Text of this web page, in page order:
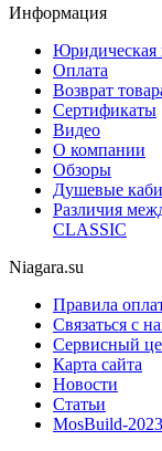
Информация
Юридическая
Оплата
Возврат
Сертификаты
Видео
О компании
Обзоры
Душевые
Различия
CLASSIC
Niagara.su
Правила
Связаться с
Сервисный
Карта сайта
Новости
Статьи
MosBuild-2023